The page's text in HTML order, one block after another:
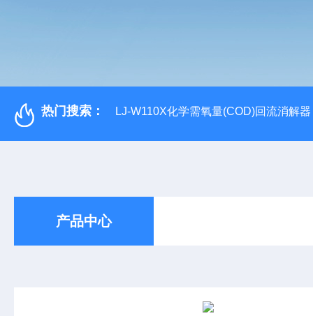
热门搜索： LJ-W110X化学需氧量(COD)回流消解器
产品中心